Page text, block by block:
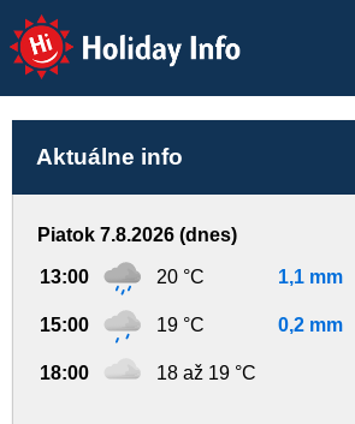
Holiday Info
Aktuálne info
Piatok 7.8.2026 (dnes)
13:00 20 °C 1,1 mm
15:00 19 °C 0,2 mm
18:00 18 až 19 °C